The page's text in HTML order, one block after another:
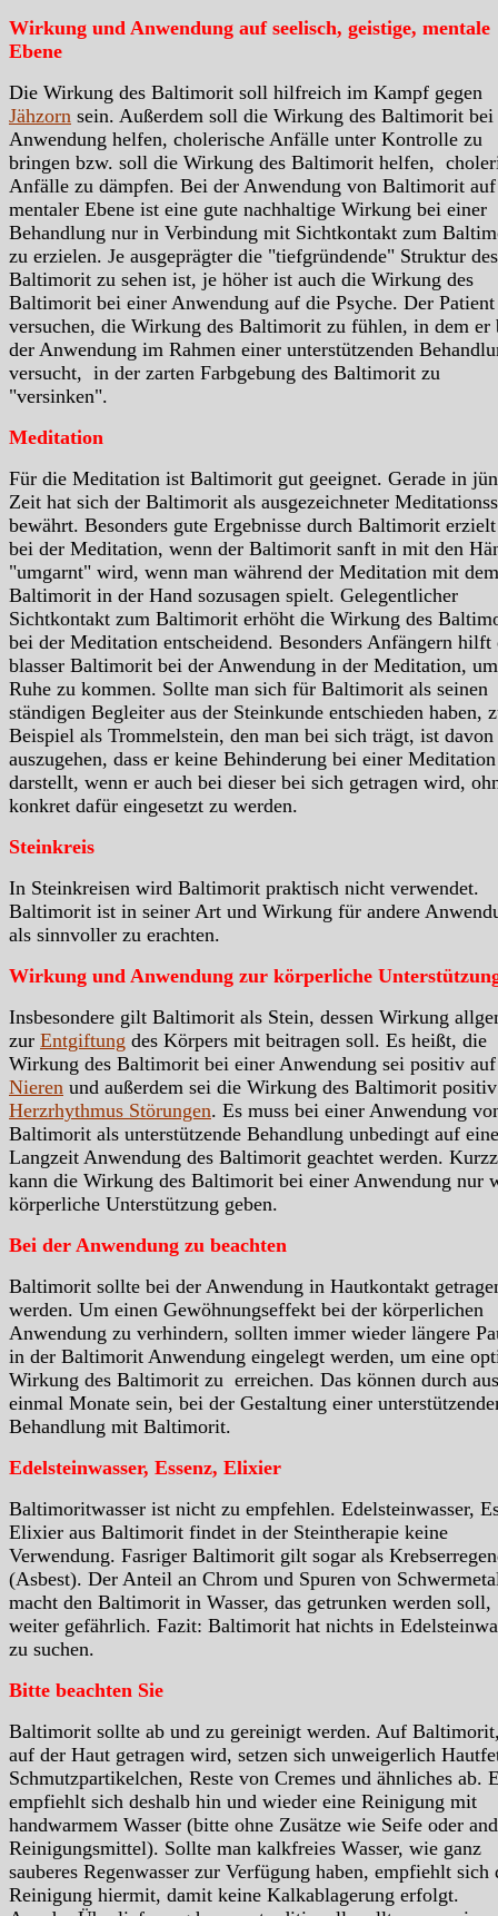
Wirkung und Anwendung auf seelisch, geistige, mentale
Ebene
Die Wirkung des Baltimorit soll hilfreich im Kampf gegen
Jähzorn sein. Außerdem soll die Wirkung des Baltimorit bei
Anwendung helfen, cholerische Anfälle unter Kontrolle zu
bringen bzw. soll die Wirkung des Baltimorit helfen,
Anfälle zu dämpfen. Bei der Anwendung von Baltimorit auf
mentaler Ebene ist eine gute nachhaltige Wirkung bei einer
Behandlung nur in Verbindung mit Sichtkontakt zum
zu erzielen. Je ausgeprägter die "tiefgründende" Struktur des
Baltimorit zu sehen ist, je höher ist auch die Wirkung des
Baltimorit bei einer Anwendung auf die Psyche. Der
versuchen, die Wirkung des Baltimorit zu fühlen, in dem er
der Anwendung im Rahmen einer unterstützenden
versucht, in der zarten Farbgebung des Baltimorit zu
"versinken".
Meditation
Für die Meditation ist Baltimorit gut geeignet. Gerade in
Zeit hat sich der Baltimorit als ausgezeichneter
bewährt. Besonders gute Ergebnisse durch Baltimorit
bei der Meditation, wenn der Baltimorit sanft in mit den
"umgarnt" wird, wenn man während der Meditation mit dem
Baltimorit in der Hand sozusagen spielt. Gelegentlicher
Sichtkontakt zum Baltimorit erhöht die Wirkung des
bei der Meditation entscheidend. Besonders Anfängern hilft
blasser Baltimorit bei der Anwendung in der Meditation,
Ruhe zu kommen. Sollte man sich für Baltimorit als seinen
ständigen Begleiter aus der Steinkunde entschieden haben,
Beispiel als Trommelstein, den man bei sich trägt, ist davon
auszugehen, dass er keine Behinderung bei einer Meditation
darstellt, wenn er auch bei dieser bei sich getragen wird,
konkret dafür eingesetzt zu werden.
Steinkreis
In Steinkreisen wird Baltimorit praktisch nicht verwendet.
Baltimorit ist in seiner Art und Wirkung für andere
als sinnvoller zu erachten.
Wirkung und Anwendung zur körperliche
Insbesondere gilt Baltimorit als Stein, dessen Wirkung
zur Entgiftung des Körpers mit beitragen soll. Es heißt, die
Wirkung des Baltimorit bei einer Anwendung sei positiv
Nieren und außerdem sei die Wirkung des Baltimorit
Herzrhythmus Störungen. Es muss bei einer Anwendung
Baltimorit als unterstützende Behandlung unbedingt auf eine
Langzeit Anwendung des Baltimorit geachtet werden.
kann die Wirkung des Baltimorit bei einer Anwendung nur
körperliche Unterstützung geben.
Bei der Anwendung zu beachten
Baltimorit sollte bei der Anwendung in Hautkontakt
werden. Um einen Gewöhnungseffekt bei der körperlichen
Anwendung zu verhindern, sollten immer wieder längere
in der Baltimorit Anwendung eingelegt werden, um eine
Wirkung des Baltimorit zu erreichen. Das können durch
einmal Monate sein, bei der Gestaltung einer
Behandlung mit Baltimorit.
Edelsteinwasser, Essenz, Elixier
Baltimoritwasser ist nicht zu empfehlen. Edelsteinwasser,
Elixier aus Baltimorit findet in der Steintherapie keine
Verwendung. Fasriger Baltimorit gilt sogar als
(Asbest). Der Anteil an Chrom und Spuren von
macht den Baltimorit in Wasser, das getrunken werden soll,
weiter gefährlich. Fazit: Baltimorit hat nichts in
zu suchen.
Bitte beachten Sie
Baltimorit sollte ab und zu gereinigt werden. Auf
auf der Haut getragen wird, setzen sich unweigerlich
Schmutzpartikelchen, Reste von Cremes und ähnliches ab.
empfiehlt sich deshalb hin und wieder eine Reinigung mit
handwarmem Wasser (bitte ohne Zusätze wie Seife oder
Reinigungsmittel). Sollte man kalkfreies Wasser, wie ganz
sauberes Regenwasser zur Verfügung haben, empfiehlt sich
Reinigung hiermit, damit keine Kalkablagerung erfolgt.